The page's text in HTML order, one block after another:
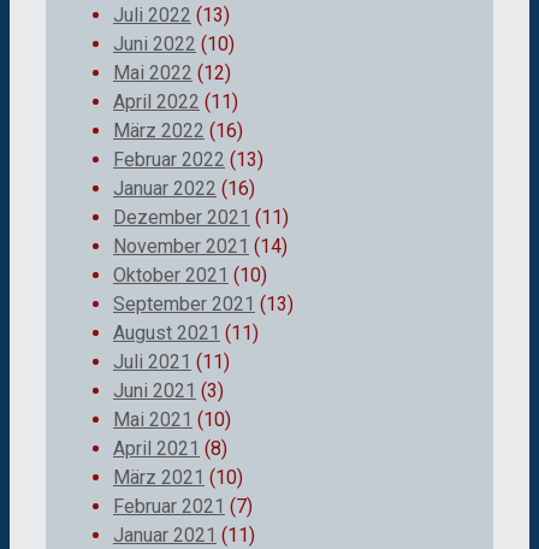
Juli 2022 (13)
Juni 2022 (10)
Mai 2022 (12)
April 2022 (11)
März 2022 (16)
Februar 2022 (13)
Januar 2022 (16)
Dezember 2021 (11)
November 2021 (14)
Oktober 2021 (10)
September 2021 (13)
August 2021 (11)
Juli 2021 (11)
Juni 2021 (3)
Mai 2021 (10)
April 2021 (8)
März 2021 (10)
Februar 2021 (7)
Januar 2021 (11)